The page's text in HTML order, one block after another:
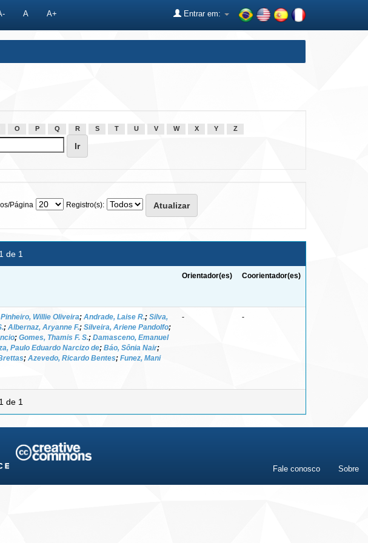
A A+ Entrar em:
O P Q R S T U V W X Y Z
Página Registro(s):
de 1
Orientador(es) Coorientador(es)
Pinheiro, Willie Oliveira; Andrade, Laise R.; Silva,
; Albernaz, Aryanne F.; Silveira, Ariene Pandolfo;
; Gomes, Thamis F. S.; Damasceno, Emanuel
Paulo Eduardo Narcizo de; Báo, Sônia Nair;
; Azevedo, Ricardo Bentes; Funez, Mani
- -
de 1
Fale conosco Sobre